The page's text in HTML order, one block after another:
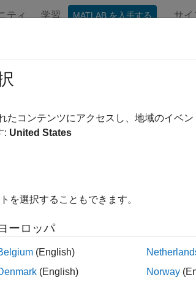
ティ 学習 MATLAB を入手する サイ
分類器テンプレート
は、学習アンサンブ
判別分析学習器テンプレートを返します。
たコンテンツにアクセスし、地域のイベ
: United States
を選択することもできます。
ーロッパ
(English)
(English)
Norway